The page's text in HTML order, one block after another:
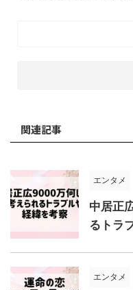
関連記事
エンタメ
中居正
るトラ
エンタメ